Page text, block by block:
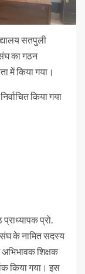
सतपुली
का गठन
में किया गया।
किया गया
प्राध्यापक प्रो.
के नामित सदस्य
शिक्षक
किया गया। इस